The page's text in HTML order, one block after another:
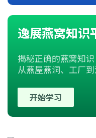
逸展燕窝知识
揭秘正确的燕窝知识
从燕屋燕洞、工厂
开始学习